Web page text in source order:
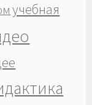
учебная